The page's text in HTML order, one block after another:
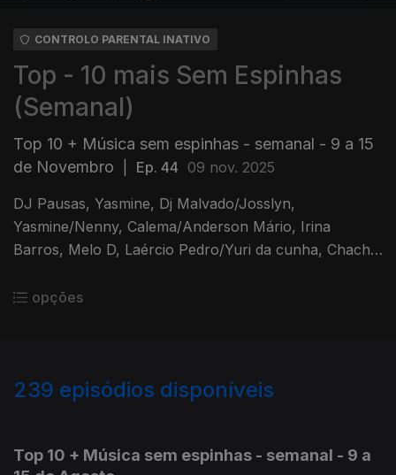
CONTROLO PARENTAL INATIVO
Top - 10 mais Sem Espinhas
(Semanal)
Top 10 + Música sem espinhas - semanal - 9 a 15
de Novembro
Ep. 44 09 nov. 2025
DJ Pausas, Yasmine, Dj Malvado/Josslyn,
Yasmine/Nenny, Calema/Anderson Mário, Irina
Barros, Melo D, Laércio Pedro/Yuri da cunha, Chachá
opções
239 episódios disponíveis
Top 10 + Música sem espinhas - semanal - 9 a